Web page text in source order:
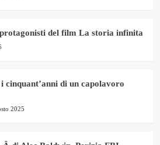
del film La storia infinita
di un capolavoro
2025